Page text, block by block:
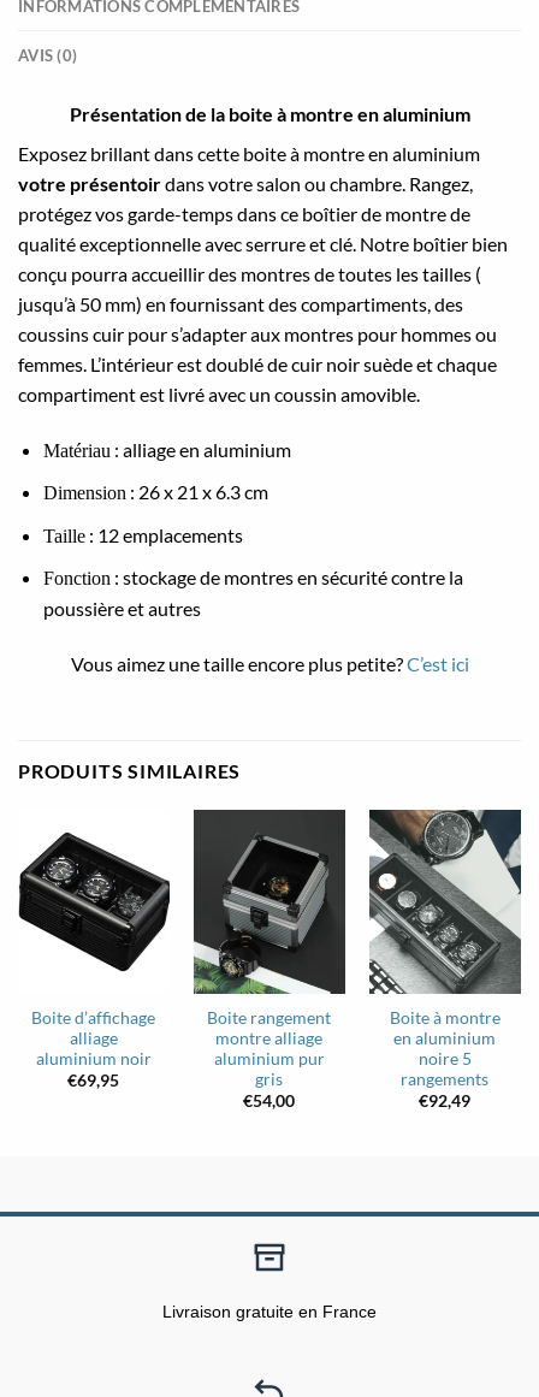
INFORMATIONS COMPLÉMENTAIRES
AVIS (0)
Présentation de la boite à montre en aluminium
Exposez brillant dans cette boite à montre en aluminium
votre présentoirdans votre salon ou chambre. Rangez,
protégez vos garde-temps dans ce boîtier de montre de
qualité exceptionnelle avec serrure et clé. Notre boîtier bien
conçu pourra accueillir des montres de toutes les tailles (
jusqu’à 50 mm) en fournissant des compartiments, des
coussins cuir pour s’adapter aux montres pour hommes ou
femmes. L’intérieur est doublé de cuir noir suède et chaque
compartiment est livré avec un coussin amovible.
Matériau : alliage en aluminium
Dimension : 26 x 21 x 6.3 cm
Taille: 12 emplacements
Fonction : stockage de montres en sécurité contre la
poussière et autres
Vous aimez une taille encore plus petite?C’est ici
PRODUITS SIMILAIRES
Boite d’affichage
alliage
aluminium noir
€69,95
Boite rangement
montre alliage
aluminium pur
gris
€54,00
Boite à montre
en aluminium
noire 5
rangements
€92,49
Livraison gratuite en France